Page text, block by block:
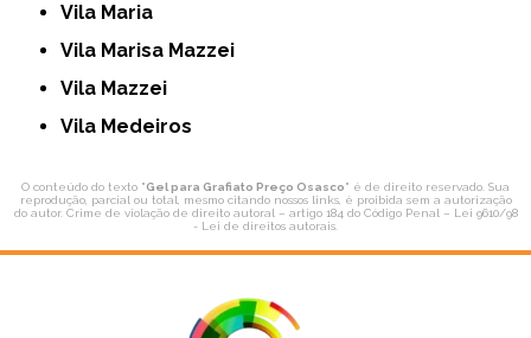
Vila Maria
Vila Marisa Mazzei
Vila Mazzei
Vila Medeiros
O conteúdo do texto "Gel para Grafiato Preço Osasco" é de direito reservado. Sua
reprodução, parcial ou total, mesmo citando nossos links, é proibida sem a autorização
do autor. Crime de violação de direito autoral – artigo 184 do Código Penal – Lei 9610/98
- Lei de direitos autorais